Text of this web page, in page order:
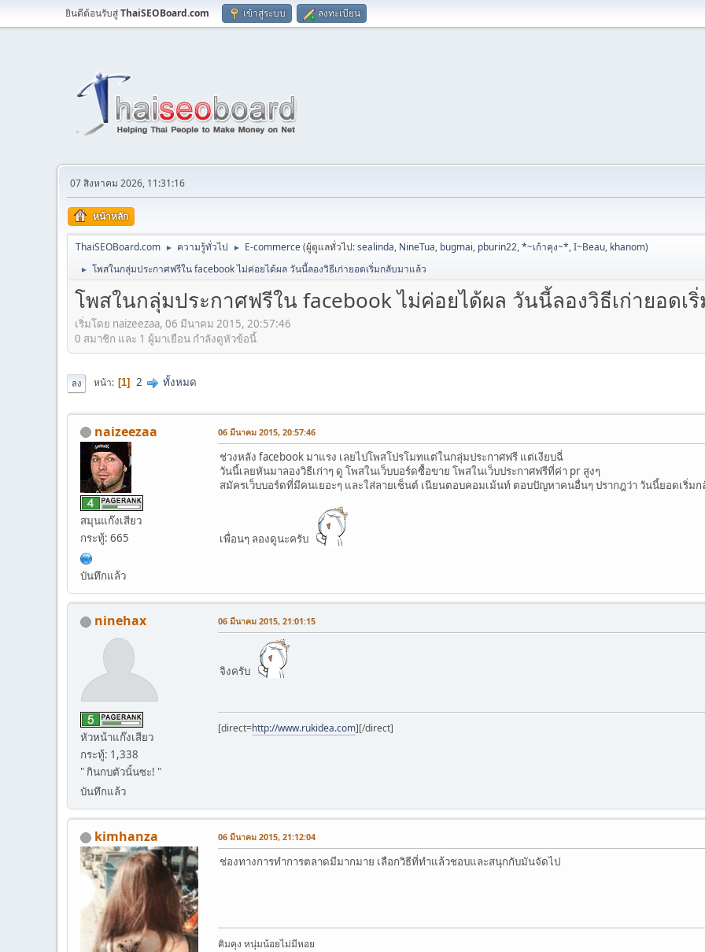
ยินดีต้อนรับสู่ThaiSEOBoard.com เข้าสู่ระบบ ลงทะเบียน
07 สิงหาคม 2026, 11:31:16
หน้าหลัก
ThaiSEOBoard.com ► ความรู้ทั่วไป ► E-commerce(ผู้ดูแลทั่วไป:sealinda, NineTua, bugmai, pburin22,*~เก้าคุง~*,I~Beau, khanom)
► โพสในกลุ่มประกาศฟรีใน facebook ไม่ค่อยได้ผล วันนี้ลองวิธีเก่ายอดเริ่มกลับมาแล้ว
โพสในกลุ่มประกาศฟรีใน facebook ไม่ค่อยได้ผล วันนี้ลองวิธีเก่ายอดเ
เริ่มโดย naizeezaa, 06 มีนาคม 2015, 20:57:46
0 สมาชิก และ 1 ผู้มาเยือน กำลังดูหัวข้อนี้
ลง หน้า 1 2 ทั้งหมด
naizeezaa
สมุนแก๊งเสียว
กระทู้: 665
บันทึกแล้ว
06 มีนาคม 2015, 20:57:46
ช่วงหลัง facebook มาแรง เลยไปโพสโปรโมทแต่ในกลุ่มประกาศฟรี แต่เงียบฉี่
วันนี้เลยหันมาลองวิธีเก่าๆ ดู โพสในเว็บบอร์ดซื้อขาย โพสในเว็บประกาศฟรีที่ค่า pr สูงๆ
สมัครเว็บบอร์ดที่มีคนเยอะๆ และใส่ลายเซ็นต์ เนียนตอบคอมเม้นท์ ตอบปัญหาคนอื่นๆ ปรากฎว่า วันนี้ยอดเริ่ม
เพื่อนๆ ลองดูนะครับ
ninehax
หัวหน้าแก๊งเสียว
กระทู้: 1,338
" กินกบตัวนั้นซะ! "
บันทึกแล้ว
06 มีนาคม 2015, 21:01:15
จิงครับ
[direct=http://www.rukidea.com][/direct]
kimhanza 06 มีนาคม 2015, 21:12:04
ช่องทางการทำการตลาดมีมากมาย เลือกวิธีที่ทำแล้วชอบและสนุกกับมันจัดไป
คิมคุง หนุ่มน้อยไม่มีหอย